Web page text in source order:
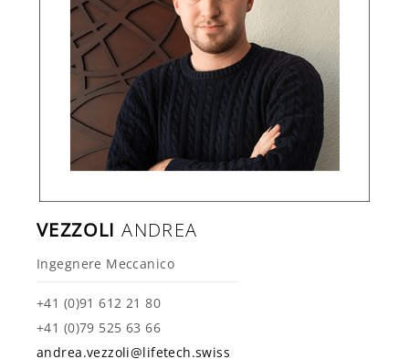
VEZZOLI ANDREA
Ingegnere Meccanico
+41 (0)91 612 21 80
+41 (0)79 525 63 66
andrea.vezzoli@lifetech.swiss